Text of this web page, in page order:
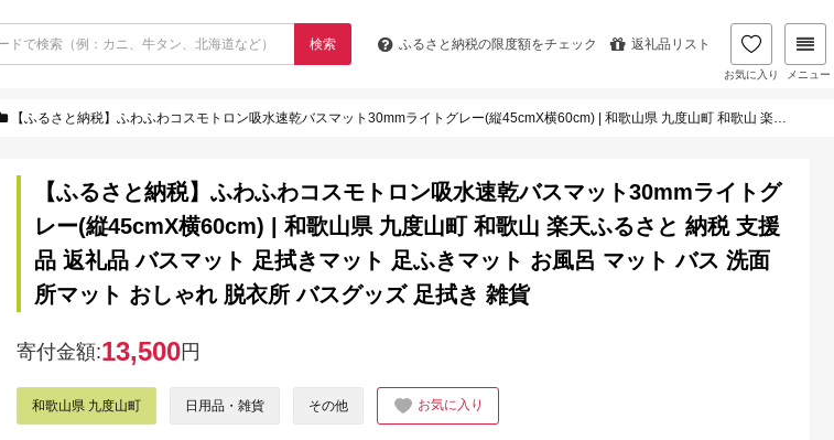
検索 ふるさと納税の限度額をチェック 返礼品リスト
お気に入り メニュー
【ふるさと納税】ふわふわコスモトロン吸水速乾バスマット30mmライトグレー(縦45cmX横60cm) | 和歌山県 九度山町 和歌山 楽天ふるさと 納税 支援品 返礼品 バスマット 足拭きマット 足ふきマット お風呂 マット バス 洗面所マット おしゃれ 脱衣所 バスグッズ 足拭き 雑貨
【ふるさと納税】ふわふわコスモトロン吸水速乾バスマット30mmライトグ
レー(縦45cmX横60cm) | 和歌山県 九度山町 和歌山 楽天ふるさと 納税 支援
品 返礼品 バスマット 足拭きマット 足ふきマット お風呂 マット バス 洗面
所マット おしゃれ 脱衣所 バスグッズ 足拭き 雑貨
寄付金額:13,500円
和歌山県 九度山町 日用品・雑貨 その他 お気に入り